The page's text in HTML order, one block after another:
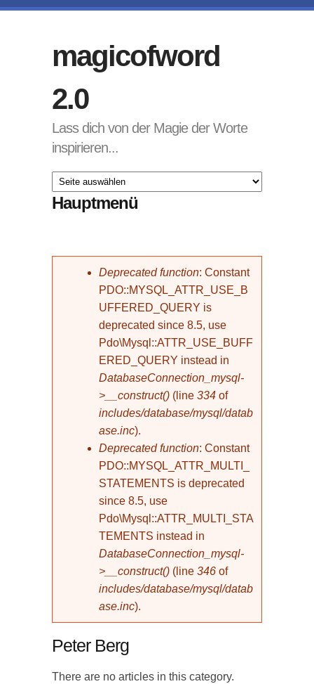
magicofword
2.0
Lass dich von der Magie der Worte
inspirieren...
Hauptmenü
Fehlermeldung
Deprecated function: Constant
PDO::MYSQL_ATTR_USE_B
UFFERED_QUERY is
deprecated since 8.5, use
Pdo\Mysql::ATTR_USE_BUFF
ERED_QUERY instead in
DatabaseConnection_mysql-
>__construct() (line 334 of
includes/database/mysql/datab
ase.inc).
Deprecated function: Constant
PDO::MYSQL_ATTR_MULTI_
STATEMENTS is deprecated
since 8.5, use
Pdo\Mysql::ATTR_MULTI_STA
TEMENTS instead in
DatabaseConnection_mysql-
>__construct() (line 346 of
includes/database/mysql/datab
ase.inc).
Peter Berg
There are no articles in this category.